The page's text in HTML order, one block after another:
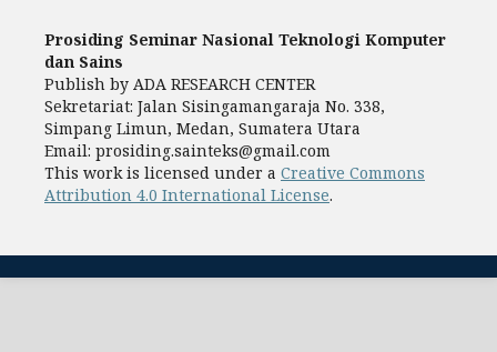
Prosiding Seminar Nasional Teknologi Komputer
dan Sains
Publish by ADA RESEARCH CENTER
Sekretariat: Jalan Sisingamangaraja No. 338,
Simpang Limun, Medan, Sumatera Utara
Email: prosiding.sainteks@gmail.com
This work is licensed under a Creative Commons
Attribution 4.0 International License.